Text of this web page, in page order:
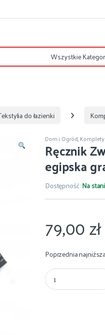
do łazienki
Dom i Ogród,
Ręcznik
egipska
Dostępność:Na
79,00zł
Poprzednia
Ręcznik Zwoltex